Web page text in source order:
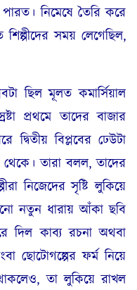
নিমেষে তৈরি করে
শিল্পীদের সময় লেগেছিল,
ছিল মূলত কমার্সিয়াল
প্রথমে তাদের বাজার
বিপ্লবের ঢেউটা
তারা বলল, তাদের
নিজেদের সৃষ্টি লুকিয়ে
নতুন ধারায় আঁকা ছবি
দিল কাব্য রচনা অথবা
ছোটোগল্পের ফর্ম নিয়ে
তা লুকিয়ে রাখল